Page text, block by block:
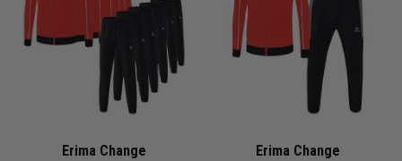
Erima Change
Erima Change